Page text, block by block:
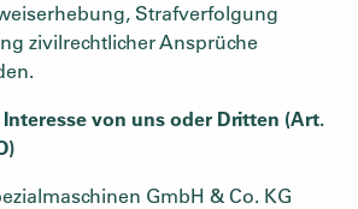
Strafverfolgung
zivilrechtlicher Ansprüche
von uns oder Dritten (Art.
GmbH & Co. KG